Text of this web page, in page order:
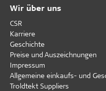
Wir über uns
CSR
Karriere
Geschichte
Preise und Auszeichnungen
Impressum
Allgemeine einkaufs- und
Troldtekt Suppliers